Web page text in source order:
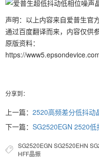
声明：以上内容来自爱普生官
通过百度翻译而来，内容仅供
原版资料：
https://
分享到：
上一篇：2520高频差分低抖动
下一篇：SG2520EGN 2520低抖
SG2520EGN SG2520EHN
HFF晶振